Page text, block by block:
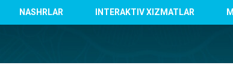
NASHRLAR INTERAKTIV XIZMATLAR